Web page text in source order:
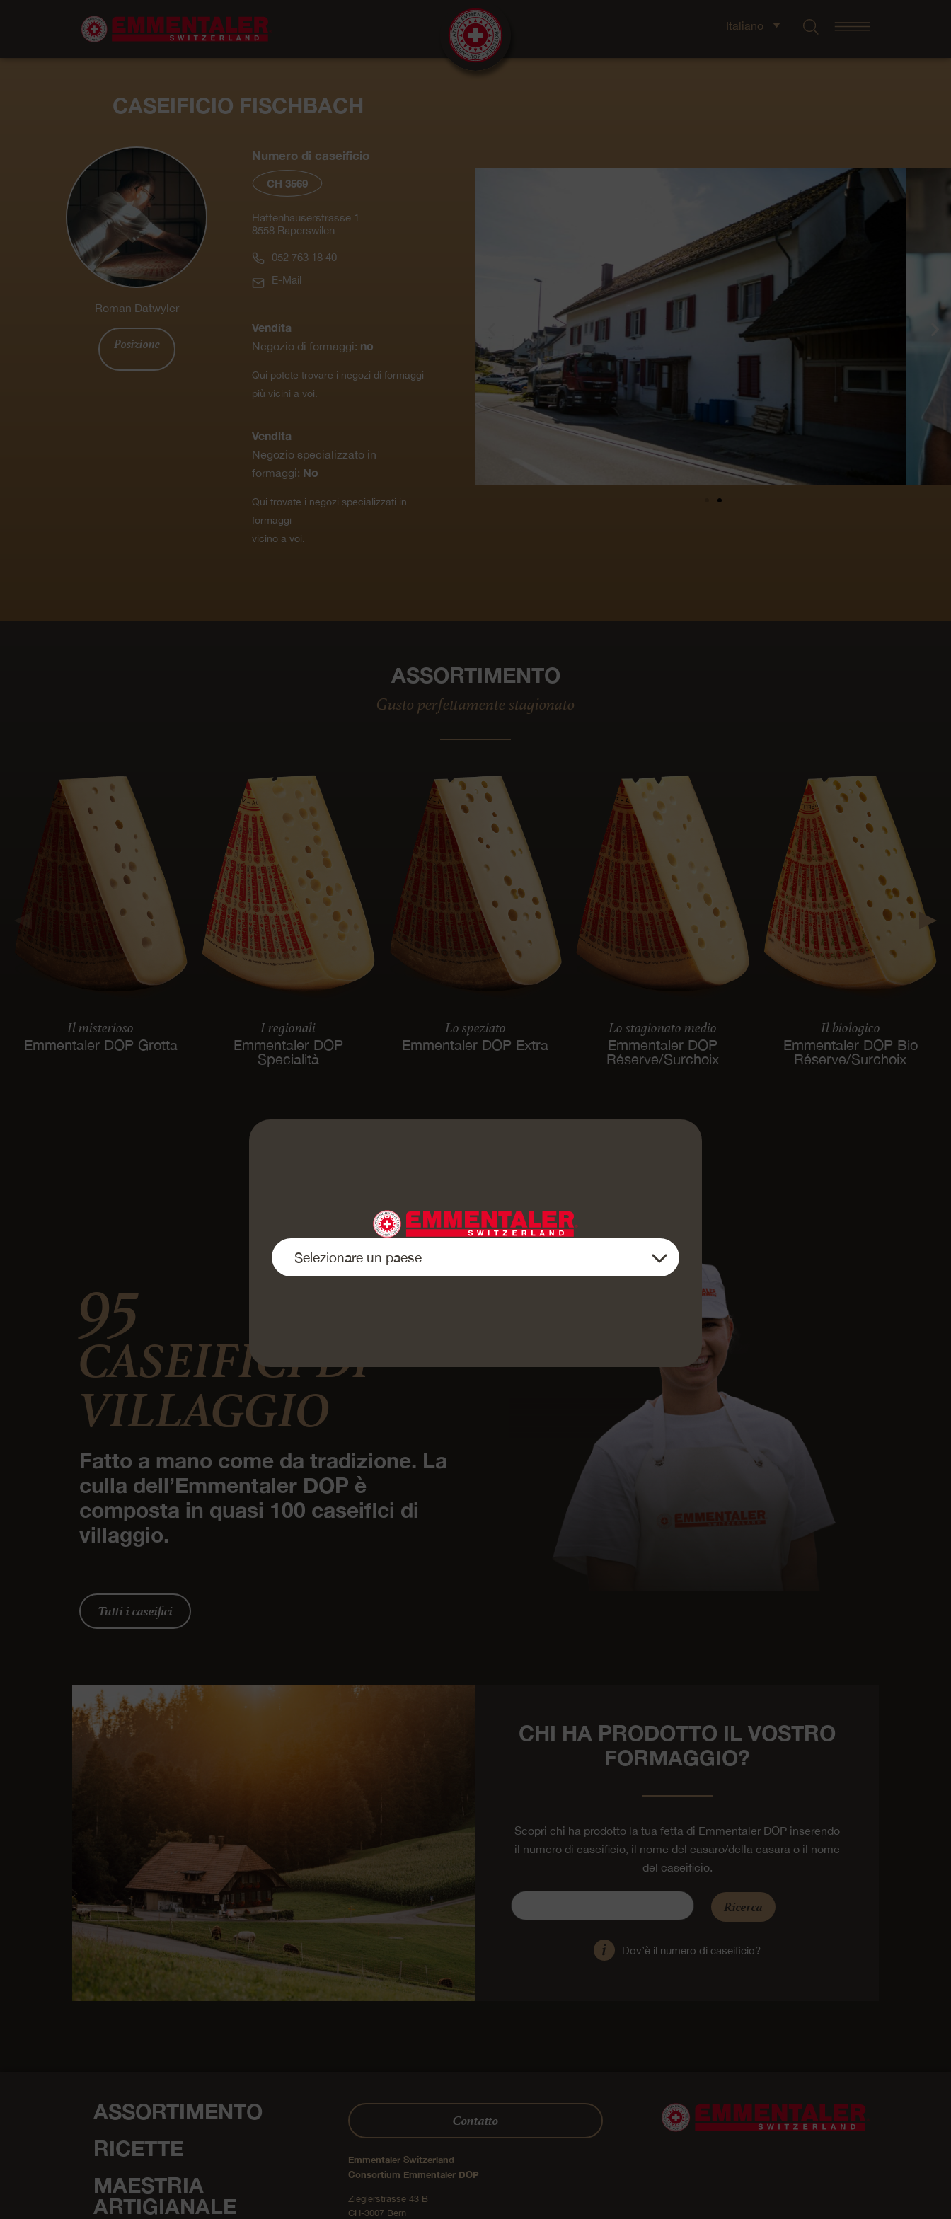
Italiano
CASEIFICIO FISCHBACH
Roman Datwyler
Posizione
Numero di caseificio
CH 3569
Hattenhauserstrasse 1
8558 Raperswilen
052 763 18 40
E-Mail
Vendita
Negozio di formaggi: no
Qui potete trovare i negozi di formaggi
più vicini a voi.
Vendita
Negozio specializzato in
formaggi: No
Qui trovate i negozi specializzati in
formaggi
vicino a voi.
ASSORTIMENTO
Gusto perfettamente stagionato
Il misterioso
Emmentaler DOP Grotta
I regionali
Emmentaler DOP
Specialità
Lo speziato
Emmentaler DOP Extra
Lo stagionato medio
Emmentaler DOP
Réserve/Surchoix
Il biologico
Emmentaler DOP Bio
Réserve/Surchoix
95
CASEIFICI DI
VILLAGGIO
Fatto a mano come da tradizione. La
culla dell’Emmentaler DOP è
composta in quasi 100 caseifici di
villaggio.
Tutti i caseifici
CHI HA PRODOTTO IL VOSTRO
FORMAGGIO?
Scopri chi ha prodotto la tua fetta di Emmentaler DOP inserendo
il numero di caseificio, il nome del casaro/della casara o il nome
del caseificio.
Ricerca
Dov’è il numero di caseificio?
ASSORTIMENTO
RICETTE
MAESTRIA
ARTIGIANALE
Contatto
Emmentaler Switzerland
Consortium Emmentaler DOP
Zieglerstrasse 43 B
CH-3007 Bern